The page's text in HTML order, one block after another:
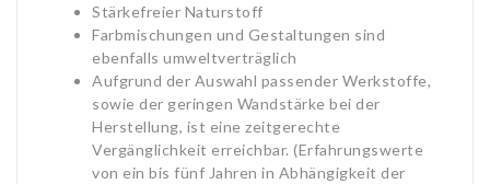
Stärkefreier Naturstoff
Farbmischungen und Gestaltungen sind
ebenfalls umweltverträglich
Aufgrund der Auswahl passender Werkstoffe,
sowie der geringen Wandstärke bei der
Herstellung, ist eine zeitgerechte
Vergänglichkeit erreichbar. (Erfahrungswerte
von ein bis fünf Jahren in Abhängigkeit der